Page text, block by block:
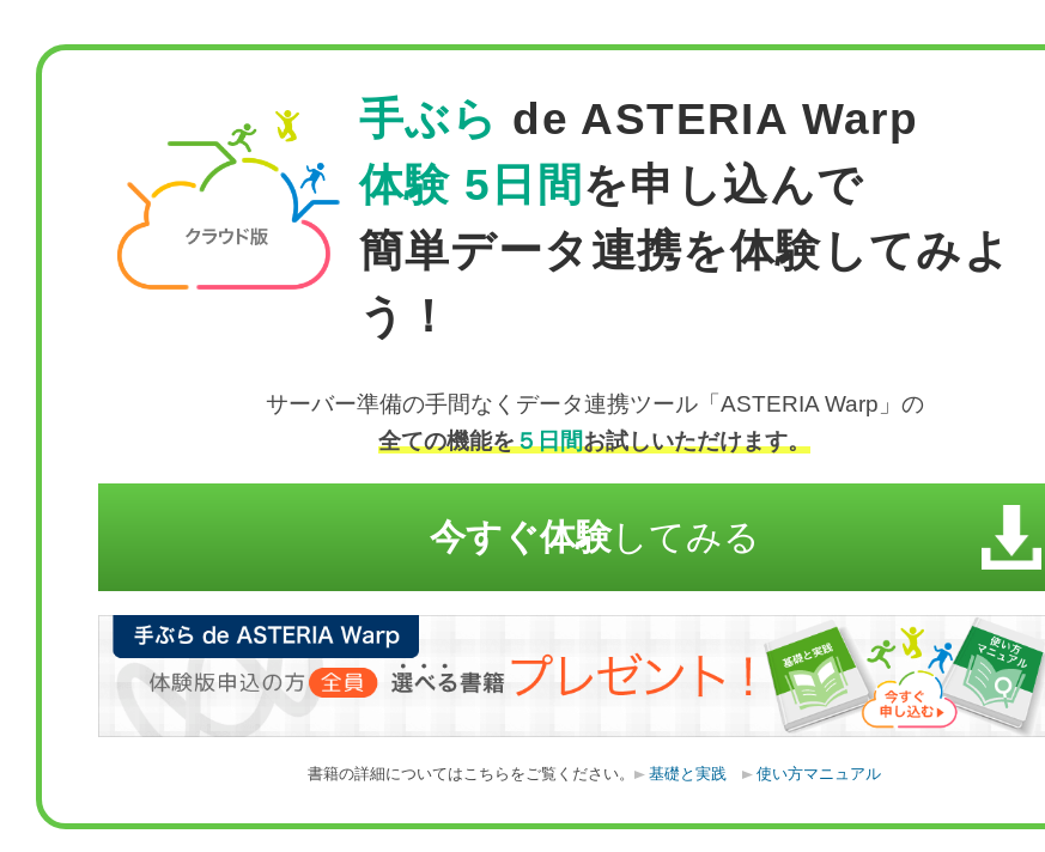
手ぶら de ASTERIA Warp
体験 5日間 を申し込んで
簡単データ連携を体験してみよ
う！
サーバー準備の手間なくデータ連携ツール「ASTERIA Warp」の
全ての機能を５日間お試しいただけます。
今すぐ体験してみる
書籍の詳細についてはこちらをご覧ください。 基礎と実践 使い方マニュアル